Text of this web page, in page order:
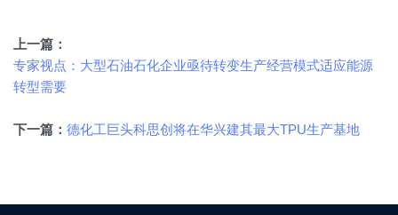
上一篇：
专家视点：大型石油石化企业亟待转变生产经营模式适应能源
转型需要
下一篇： 德化工巨头科思创将在华兴建其最大TPU生产基地